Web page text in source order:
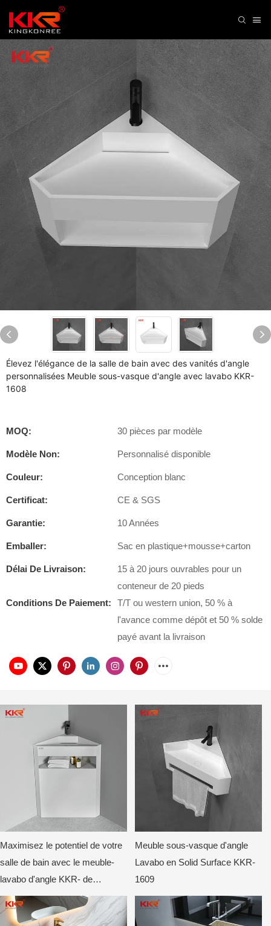
Élevez l'élégance de la salle de bain avec des vanités d'angle
personnalisées Meuble sous-vasque d'angle avec lavabo KKR-
1608
MOQ: 30 pièces par modèle
Modèle Non: Personnalisé disponible
Couleur: Conception blanc
Certificat: CE & SGS
Garantie: 10 Années
Emballer: Sac en plastique+mousse+carton
Délai De Livraison:
15 à 20 jours ouvrables pour un
conteneur de 20 pieds
Conditions De Paiement:
T/T ou western union, 50 % à
l'avance comme dépôt et 50 % solde
payé avant la livraison
Maximisez le potentiel de votre
salle de bain avec le meuble-
lavabo d'angle KKR- de
KingKonree1905
Meuble sous-vasque d'angle
Lavabo en Solid Surface KKR-
1609